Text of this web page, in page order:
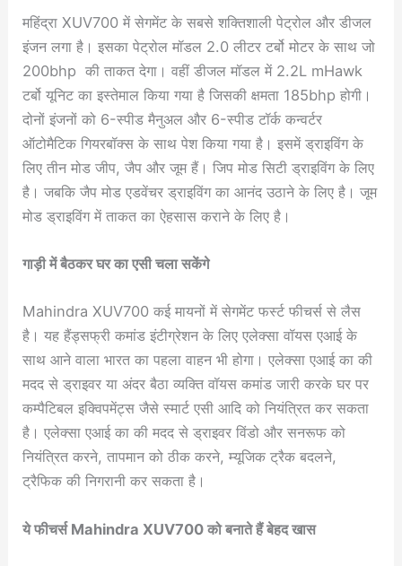
महिंद्रा XUV700 में सेगमेंट के सबसे शक्तिशाली पेट्रोल और डीजल
इंजन लगा है। इसका पेट्रोल मॉडल 2.0 लीटर टर्बो मोटर के साथ जो
200bhp की ताकत देगा। वहीं डीजल मॉडल में 2.2L mHawk
टर्बो यूनिट का इस्तेमाल किया गया है जिसकी क्षमता 185bhp होगी।
दोनों इंजनों को 6-स्पीड मैनुअल और 6-स्पीड टॉर्क कन्वर्टर
ऑटोमैटिक गियरबॉक्स के साथ पेश किया गया है। इसमें ड्राइविंग के
लिए तीन मोड जीप, जैप और जूम हैं। जिप मोड सिटी ड्राइविंग के लिए
है। जबकि जैप मोड एडवेंचर ड्राइविंग का आनंद उठाने के लिए है। जूम
मोड ड्राइविंग में ताकत का ऐहसास कराने के लिए है।
गाड़ी में बैठकर घर का एसी चला सकेंगे
Mahindra XUV700 कई मायनों में सेगमेंट फर्स्ट फीचर्स से लैस
है। यह हैंड्सफ्री कमांड इंटीग्रेशन के लिए एलेक्सा वॉयस एआई के
साथ आने वाला भारत का पहला वाहन भी होगा। एलेक्सा एआई का की
मदद से ड्राइवर या अंदर बैठा व्यक्ति वॉयस कमांड जारी करके घर पर
कम्पैटिबल इक्विपमेंट्स जैसे स्मार्ट एसी आदि को नियंत्रित कर सकता
है। एलेक्सा एआई का की मदद से ड्राइवर विंडो और सनरूफ को
नियंत्रित करने, तापमान को ठीक करने, म्यूजिक ट्रैक बदलने,
ट्रैफिक की निगरानी कर सकता है।
ये फीचर्स Mahindra XUV700 को बनाते हैं बेहद खास